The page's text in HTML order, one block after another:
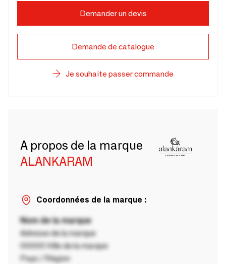
Demander un devis
Demande de catalogue
Je souhaite passer commande
A propos de la marque
ALANKARAM
Coordonnées de la marque :
Nom de la marque
Adresse de la marque
00000 Ville de la marque
Pays / Région